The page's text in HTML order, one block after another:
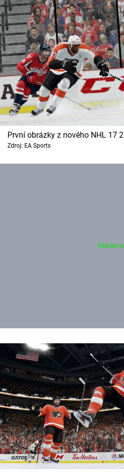
Cool Esport
Pořady
TV Program
Sledujte prima+
Přihlášení
Sledujte nás
První obrázky z nového NHL 17 2
Zdroj: EA Sports